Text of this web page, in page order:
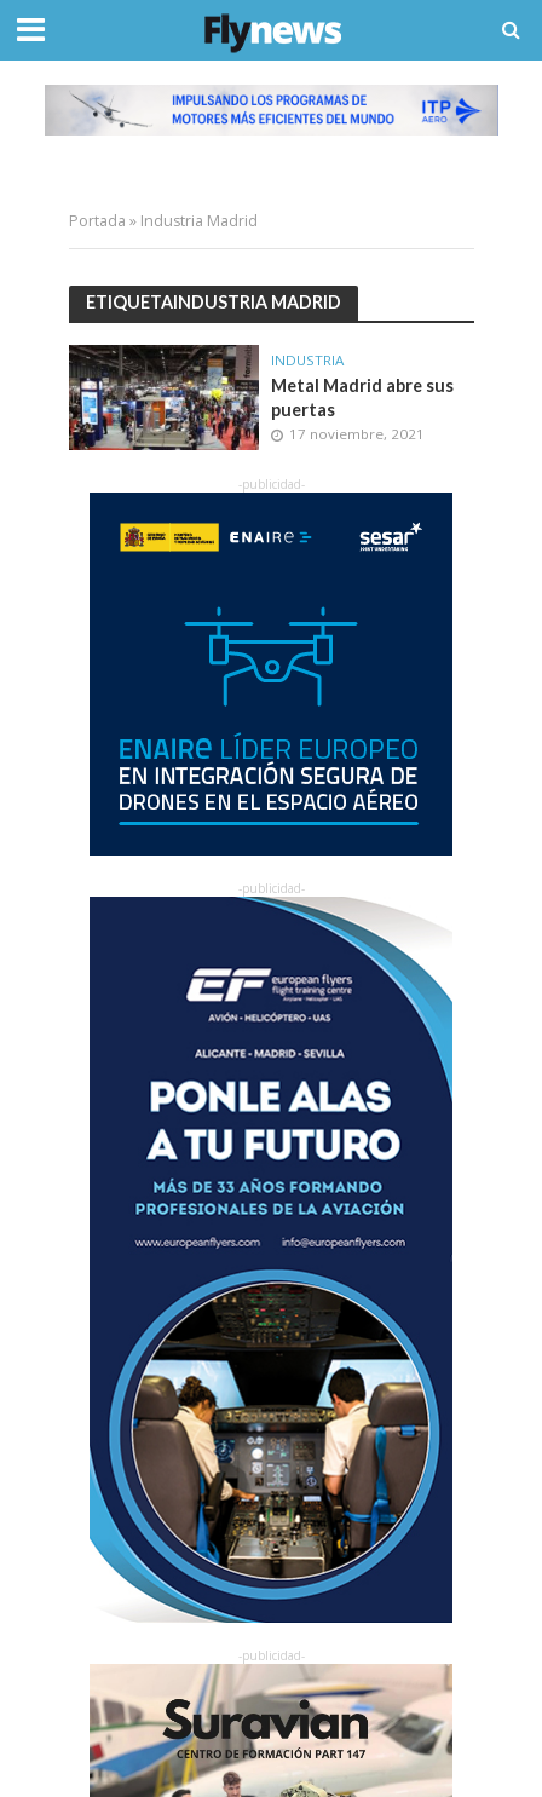
Portada » Industria Madrid
ETIQUETAINDUSTRIA MADRID
INDUSTRIA
Metal Madrid abre sus
puertas
17 noviembre, 2021